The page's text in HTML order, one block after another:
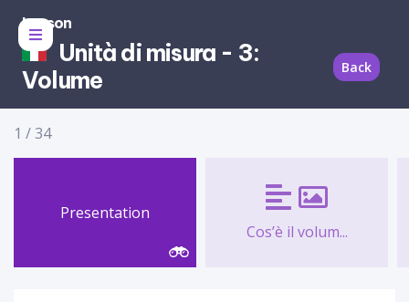
Lesson
Unità di misura - 3:
Volume
Back
1 /34
Presentation
Cos’è il volum...